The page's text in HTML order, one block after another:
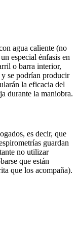
agua caliente (no
especial énfasis en
o barra interior,
y se podrían producir
la eficacia del
durante la maniobra.
es decir, que
guardan
no utilizar
que están
que los acompaña).